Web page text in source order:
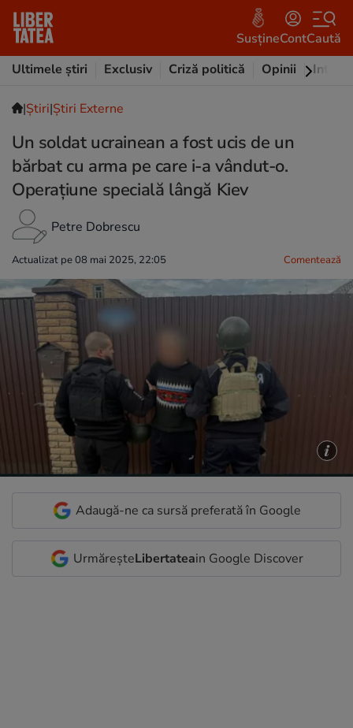
SusțineContCaută
Ultimele știri
Exclusiv Criză politică Opinii
|Ştiri|Știri Externe
Un soldat ucrainean a fost ucis de un
bărbat cu arma pe care i-a vândut-o.
Operațiune specială lângă Kiev
Petre Dobrescu
Actualizat pe 08 mai 2025, 22:05 Comentează
Adaugă-ne ca sursă preferată în Google
UrmăreșteLibertateain Google Discover